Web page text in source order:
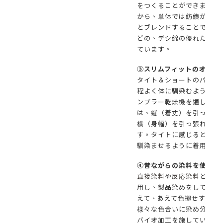
をつくることができ
から、単体では紡績
とブレンドすること
どの、デシ綿の優れ
ています。
③スリムフィットの
タイト＆ショートの
程よく体に馴染むよ
ンブラー乾燥機を通
は、縦（着丈）を引
横（身幅）を引っ張
す。タイトに感じる
馴染ませるように着
④昔ながらの染料を
直接染料や反応染料
用し、製品染めをし
えて、あえて色褪せ
様々な色合いに染め
バイオ加工を施して